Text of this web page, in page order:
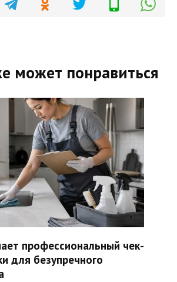
может понравиться
профессиональный чек-
для безупречного